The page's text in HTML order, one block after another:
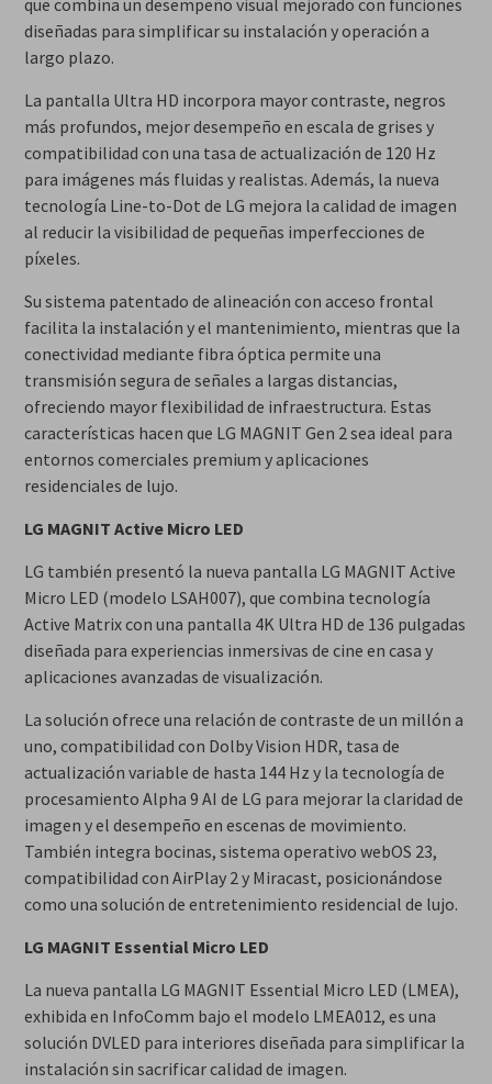
que combina un desempeño visual mejorado con funciones
diseñadas para simplificar su instalación y operación a
largo plazo.
La pantalla Ultra HD incorpora mayor contraste, negros
más profundos, mejor desempeño en escala de grises y
compatibilidad con una tasa de actualización de 120 Hz
para imágenes más fluidas y realistas. Además, la nueva
tecnología Line-to-Dot de LG mejora la calidad de imagen
al reducir la visibilidad de pequeñas imperfecciones de
píxeles.
Su sistema patentado de alineación con acceso frontal
facilita la instalación y el mantenimiento, mientras que la
conectividad mediante fibra óptica permite una
transmisión segura de señales a largas distancias,
ofreciendo mayor flexibilidad de infraestructura. Estas
características hacen que LG MAGNIT Gen 2 sea ideal para
entornos comerciales premium y aplicaciones
residenciales de lujo.
LG MAGNIT Active Micro LED
LG también presentó la nueva pantalla LG MAGNIT Active
Micro LED (modelo LSAH007), que combina tecnología
Active Matrix con una pantalla 4K Ultra HD de 136 pulgadas
diseñada para experiencias inmersivas de cine en casa y
aplicaciones avanzadas de visualización.
La solución ofrece una relación de contraste de un millón a
uno, compatibilidad con Dolby Vision HDR, tasa de
actualización variable de hasta 144 Hz y la tecnología de
procesamiento Alpha 9 AI de LG para mejorar la claridad de
imagen y el desempeño en escenas de movimiento.
También integra bocinas, sistema operativo webOS 23,
compatibilidad con AirPlay 2 y Miracast, posicionándose
como una solución de entretenimiento residencial de lujo.
LG MAGNIT Essential Micro LED
La nueva pantalla LG MAGNIT Essential Micro LED (LMEA),
exhibida en InfoComm bajo el modelo LMEA012, es una
solución DVLED para interiores diseñada para simplificar la
instalación sin sacrificar calidad de imagen.